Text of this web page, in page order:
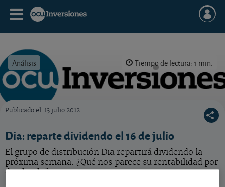
Análisis Tiempo de lectura: 1 min.
Publicado el 13 julio 2012
Dia: reparte dividendo el 16 de julio
El grupo de distribución Dia repartirá dividendo la
próxima semana. ¿Qué nos parece su rentabilidad por
dividendo?